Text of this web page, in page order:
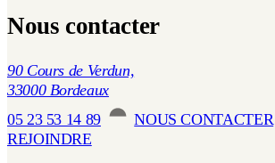
Nous contacter
90 Cours de Verdun,
33000 Bordeaux
05 23 53 14 89
NOUS CONTACTER
REJOINDRE